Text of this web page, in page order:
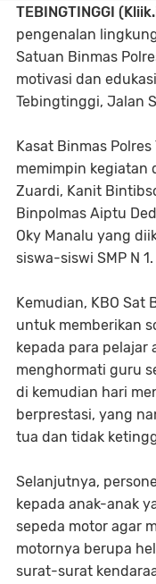
TEBINGTINGGI
pengenalan
Satuan Binmas
motivasi dan
Tebingtinggi, Jalan
Kasat Binmas
memimpin kegiatan
Zuardi, Kanit
Binpolmas Aiptu
Oky Manalu yang
siswa-siswi SMP N 1.
Kemudian, KBO Sat
untuk memberikan
kepada para pelajar
menghormati guru
di kemudian hari
berprestasi, yang
tua dan tidak
Selanjutnya,
kepada anak-anak
sepeda motor agar
motornya berupa
surat-surat